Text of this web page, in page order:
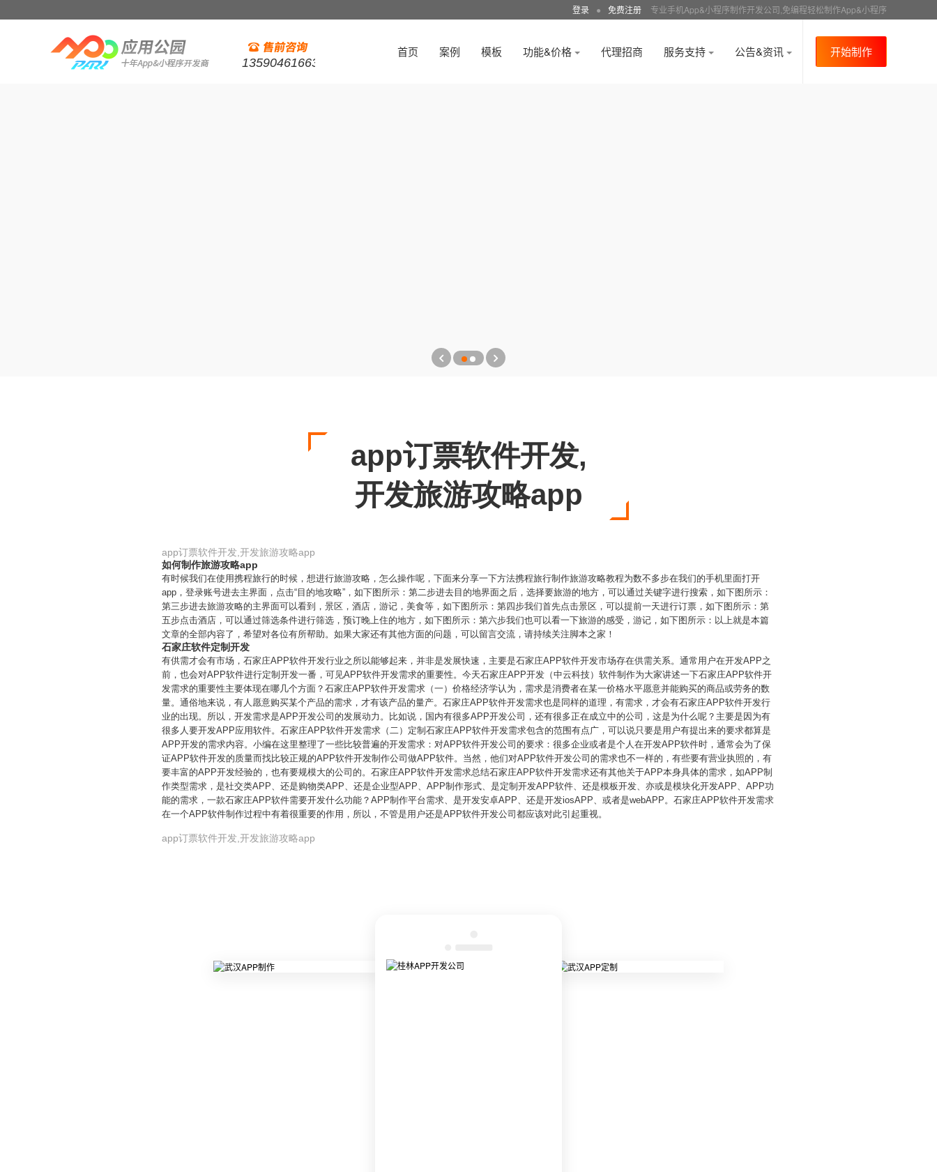
登录 ● 免费注册 专业手机App&小程序制作开发公司,免编程轻松制作App&小程序
13590461663
首页 案例 模板 功能&价格 代理招商 服务支持 公告&资讯 开始制作
app订票软件开发,
开发旅游攻略app
app订票软件开发,开发旅游攻略app
如何制作旅游攻略app
有时候我们在使用携程旅行的时候，想进行旅游攻略，怎么操作呢，下面来分享一下方法携程旅行制作旅游攻略教程为数不多步在我们的手机里面打开
app，登录账号进去主界面，点击“目的地攻略”，如下图所示：第二步进去目的地界面之后，选择要旅游的地方，可以通过关键字进行搜索，如下图所示：
第三步进去旅游攻略的主界面可以看到，景区，酒店，游记，美食等，如下图所示：第四步我们首先点击景区，可以提前一天进行订票，如下图所示：第
五步点击酒店，可以通过筛选条件进行筛选，预订晚上住的地方，如下图所示：第六步我们也可以看一下旅游的感受，游记，如下图所示：以上就是本篇
文章的全部内容了，希望对各位有所帮助。如果大家还有其他方面的问题，可以留言交流，请持续关注脚本之家！
石家庄软件定制开发
有供需才会有市场，石家庄APP软件开发行业之所以能够起来，并非是发展快速，主要是石家庄APP软件开发市场存在供需关系。通常用户在开发APP之
前，也会对APP软件进行定制开发一番，可见APP软件开发需求的重要性。今天石家庄APP开发（中云科技）软件制作为大家讲述一下石家庄APP软件开
发需求的重要性主要体现在哪几个方面？石家庄APP软件开发需求（一）价格经济学认为，需求是消费者在某一价格水平愿意并能购买的商品或劳务的数
量。通俗地来说，有人愿意购买某个产品的需求，才有该产品的量产。石家庄APP软件开发需求也是同样的道理，有需求，才会有石家庄APP软件开发行
业的出现。所以，开发需求是APP开发公司的发展动力。比如说，国内有很多APP开发公司，还有很多正在成立中的公司，这是为什么呢？主要是因为有
很多人要开发APP应用软件。石家庄APP软件开发需求（二）定制石家庄APP软件开发需求包含的范围有点广，可以说只要是用户有提出来的要求都算是
APP开发的需求内容。小编在这里整理了一些比较普遍的开发需求：对APP软件开发公司的要求：很多企业或者是个人在开发APP软件时，通常会为了保
证APP软件开发的质量而找比较正规的APP软件开发制作公司做APP软件。当然，他们对APP软件开发公司的需求也不一样的，有些要有营业执照的，有
要丰富的APP开发经验的，也有要规模大的公司的。石家庄APP软件开发需求总结石家庄APP软件开发需求还有其他关于APP本身具体的需求，如APP制
作类型需求，是社交类APP、还是购物类APP、还是企业型APP、APP制作形式、是定制开发APP软件、还是模板开发、亦或是模块化开发APP、APP功
能的需求，一款石家庄APP软件需要开发什么功能？APP制作平台需求、是开发安卓APP、还是开发iosAPP、或者是webAPP。石家庄APP软件开发需求
在一个APP软件制作过程中有着很重要的作用，所以，不管是用户还是APP软件开发公司都应该对此引起重视。
app订票软件开发,开发旅游攻略app